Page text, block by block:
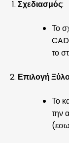
Σχεδιασμός:
Το
το
Επιλογή
Το
την